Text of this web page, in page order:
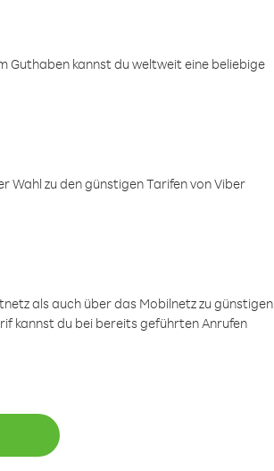
Guthaben kannst du weltweit eine beliebige
Wahl zu den günstigen Tarifen von Viber
als auch über das Mobilnetz zu günstigen
kannst du bei bereits geführten Anrufen